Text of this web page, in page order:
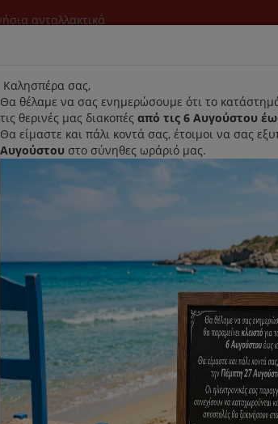
ανταλλακτικά
Αρχική
MyCover Red Με Ενσωματωμένη Βάτα
Κάλυμμα
Βάτα
Κωδικός : 560.7804.785
Διαθεσιμότητα :
title
Καλησπέρα σας,
Θα θέλαμε να σας ενημερώσουμε ότι το
τις θερινές μας διακοπές από τις 6 Αυγούστου
Θα είμαστε και πάλι κοντά σας, έτοιμοι να σας
Αυγούστου στο σύνηθες ωράριό μας.